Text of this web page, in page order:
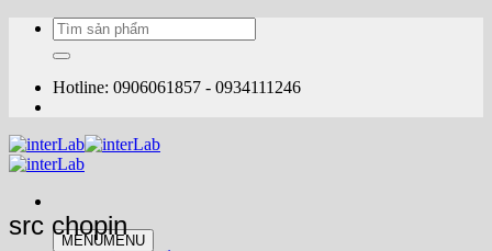
dung
Tìm
kiếm:
Hotline: 0906061857 - 0934111246
MENUMENU
src chopin